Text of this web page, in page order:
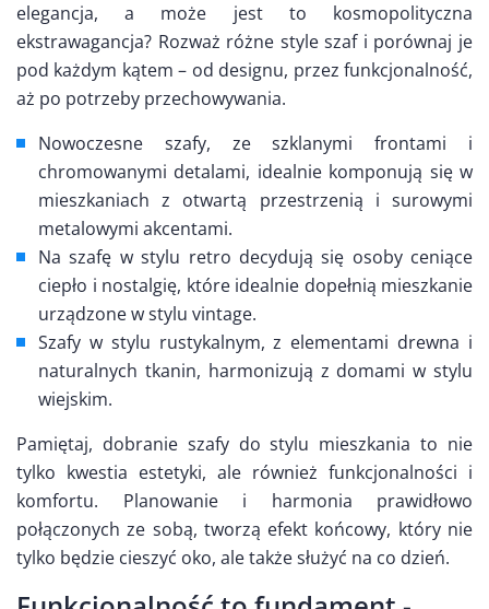
elegancja, a może jest to kosmopolityczna
ekstrawagancja? Rozważ różne style szaf i porównaj je
pod każdym kątem – od designu, przez funkcjonalność,
aż po potrzeby przechowywania.
Nowoczesne szafy, ze szklanymi frontami i
chromowanymi detalami, idealnie komponują się w
mieszkaniach z otwartą przestrzenią i surowymi
metalowymi akcentami.
Na szafę w stylu retro decydują się osoby ceniące
ciepło i nostalgię, które idealnie dopełnią mieszkanie
urządzone w stylu vintage.
Szafy w stylu rustykalnym, z elementami drewna i
naturalnych tkanin, harmonizują z domami w stylu
wiejskim.
Pamiętaj, dobranie szafy do stylu mieszkania to nie
tylko kwestia estetyki, ale również funkcjonalności i
komfortu. Planowanie i harmonia prawidłowo
połączonych ze sobą, tworzą efekt końcowy, który nie
tylko będzie cieszyć oko, ale także służyć na co dzień.